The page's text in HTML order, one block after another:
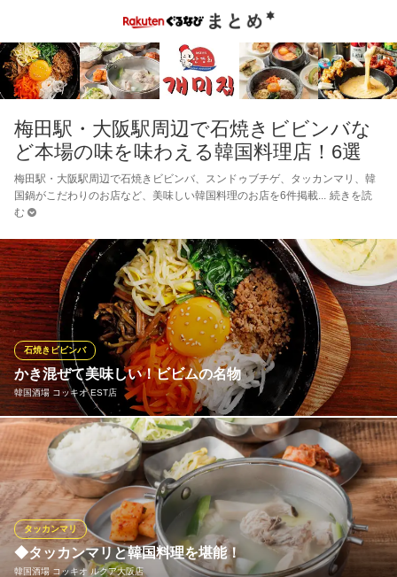
梅田駅・大阪駅周辺で石焼きビビンバな
ど本場の味を味わえる韓国料理店！6選
梅田駅・大阪駅周辺で石焼きビビンバ、スンドゥブチゲ、タッカンマリ、韓
国鍋がこだわりのお店など、美味しい韓国料理のお店を6件掲載
続きを読
む
かき混ぜて美味しい！ビビムの名物
韓国酒場 コッキオ EST店
石焼きビビンバ
熱々の石鍋でご提供する当店の名物、石焼ビビムパ。「ビビム」
とは韓国語で「かき混ぜる」の意味で、この石焼ビビムパもその
名の通りよくかき混ぜて食べると…様々な食感のナムルとコチュ
ジャンベースの甘辛いタレが合わさって、得も言われぬ奥深い味
わいです。全5種のビビムパは、全てスープ付でご提供します♪
韓国酒場 コッキオ EST店
◆タッカンマリと韓国料理を堪能！
韓国酒場 コッキオ ルクア大阪店
タッカンマリ